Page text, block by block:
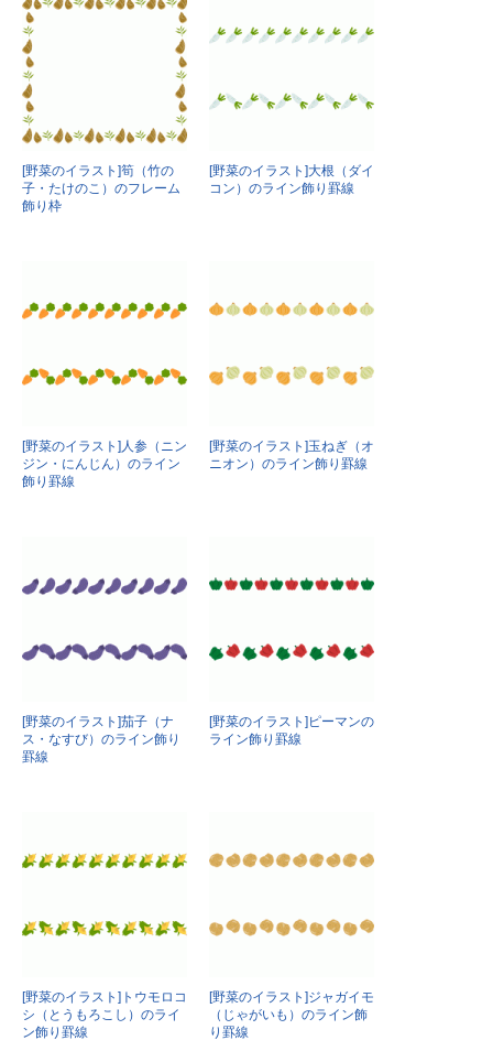
[野菜のイラスト]筍（竹の
子・たけのこ）のフレーム
飾り枠
[野菜のイラスト]大根（ダイ
コン）のライン飾り罫線
[野菜のイラスト]人参（ニン
ジン・にんじん）のライン
飾り罫線
[野菜のイラスト]玉ねぎ（オ
ニオン）のライン飾り罫線
[野菜のイラスト]茄子（ナ
ス・なすび）のライン飾り
罫線
[野菜のイラスト]ピーマンの
ライン飾り罫線
[野菜のイラスト]トウモロコ
シ（とうもろこし）のライ
ン飾り罫線
[野菜のイラスト]ジャガイモ
（じゃがいも）のライン飾
り罫線